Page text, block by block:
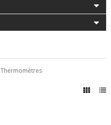
Thermomètres